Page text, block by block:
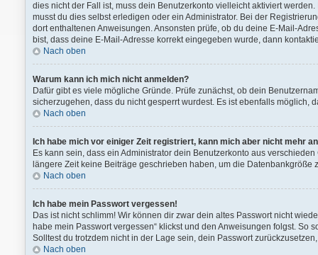
dies nicht der Fall ist, muss dein Benutzerkonto vielleicht aktiviert
musst du dies selbst erledigen oder ein Administrator. Bei der
dort enthaltenen Anweisungen. Ansonsten prüfe, ob du deine E-Mail-
bist, dass deine E-Mail-Adresse korrekt eingegeben wurde, dann
Nach oben
Warum kann ich mich nicht anmelden?
Dafür gibt es viele mögliche Gründe. Prüfe zunächst, ob dein
sicherzugehen, dass du nicht gesperrt wurdest. Es ist ebenfalls möglich,
Nach oben
Ich habe mich vor einiger Zeit registriert, kann mich aber nicht mehr
Es kann sein, dass ein Administrator dein Benutzerkonto aus
längere Zeit keine Beiträge geschrieben haben, um die
Nach oben
Ich habe mein Passwort vergessen!
Das ist nicht schlimm! Wir können dir zwar dein altes Passwort nicht
habe mein Passwort vergessen“ klickst und den Anweisungen folgst. So
Solltest du trotzdem nicht in der Lage sein, dein Passwort
Nach oben